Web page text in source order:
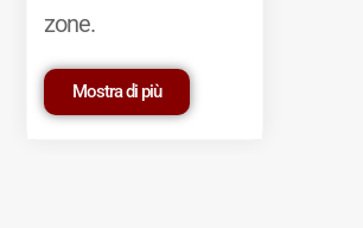
zone.
Mostra di più